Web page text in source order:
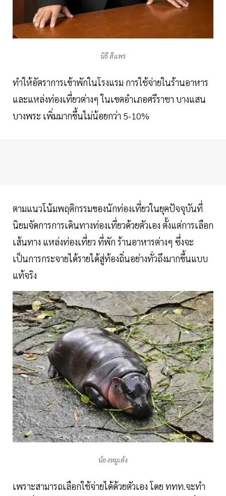
นิธี สีแพร
ทำให้อัตราการเข้าพักในโรงแรม การใช้จ่ายในร้านอาหาร
และแหล่งท่องเที่ยวต่างๆ ในเขตอำเภอศรีราชา บางแสน
บางพระ เพิ่มมากขึ้นไม่น้อยกว่า 5-10%
ตามแนวโน้มพฤติกรรมของนักท่องเที่ยวในยุคปัจจุบันที่
นิยมจัดการการเดินทางท่องเที่ยวด้วยตัวเอง ตั้งแต่การเลือก
เส้นทาง แหล่งท่องเที่ยว ที่พัก ร้านอาหารต่างๆ ซึ่งจะ
เป็นการกระจายได้รายได้สู่ท้องถิ่นอย่างทั่วถึงมากขึ้นแบบ
แท้จริง
น้องหมูเด้ง
เพราะสามารถเลือกใช้จ่ายได้ด้วยตัวเอง โดย ททท.จะทำ